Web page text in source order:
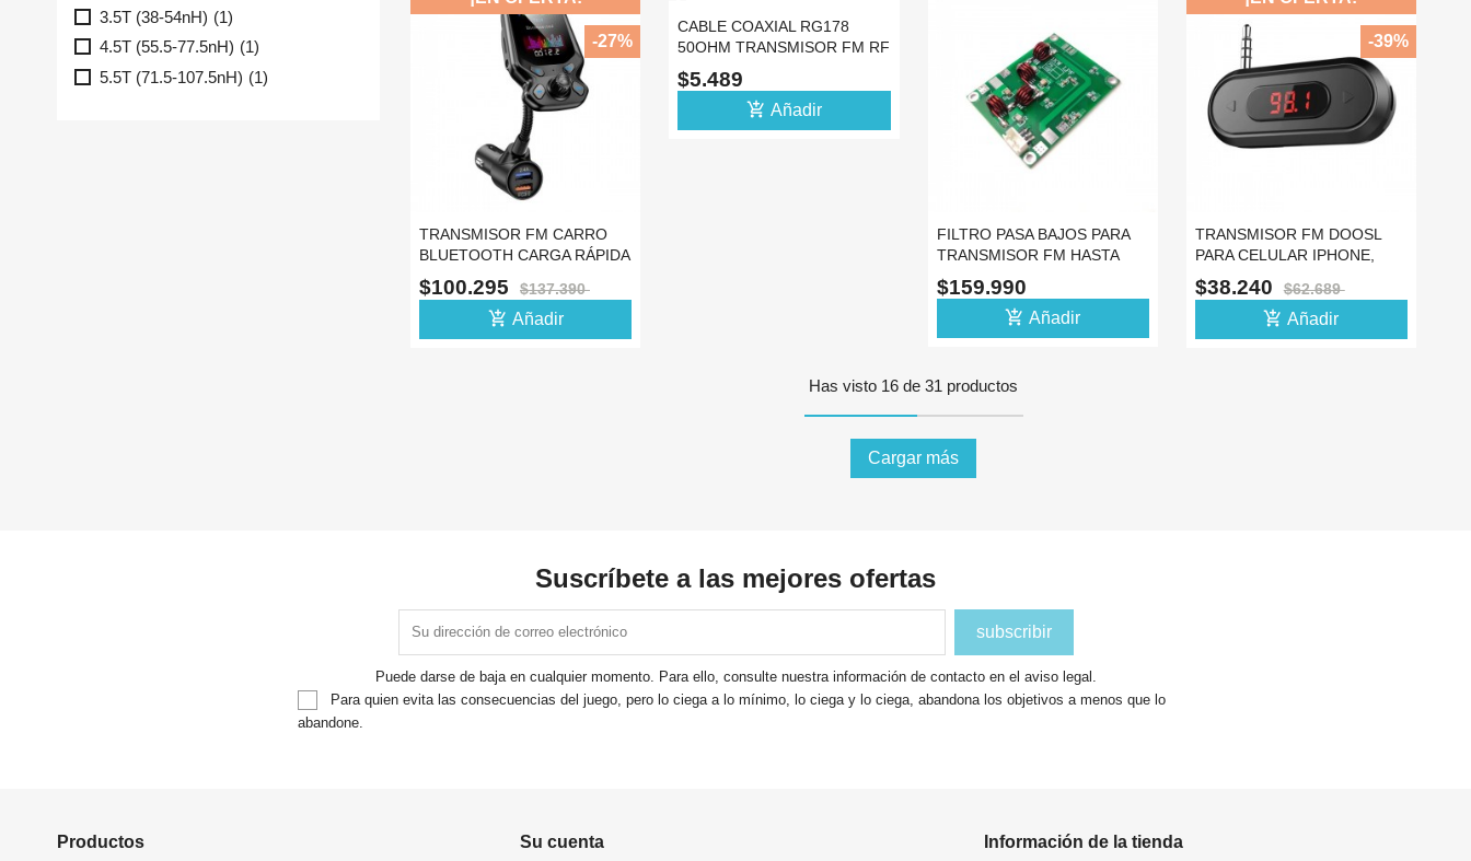
3.5T (38-54nH) (1)
4.5T (55.5-77.5nH) (1)
5.5T (71.5-107.5nH) (1)
TRANSMISOR FM CARRO
BLUETOOTH CARGA RÁPIDA
USB SD 12V -0
$100.295 $137.390
add_shopping_cart Añadir
-27%
CABLE COAXIAL RG178
50OHM TRANSMISOR FM RF
2.4GHZ BLINDADO -12
$5.489
add_shopping_cart Añadir
FILTRO PASA BAJOS PARA
TRANSMISOR FM HASTA
1000W 88-108MHZ -12
$159.990
add_shopping_cart Añadir
TRANSMISOR FM DOOSL
PARA CELULAR IPHONE,
ANDROID O CARRO
$38.240 $62.689
add_shopping_cart Añadir
-39%
Has visto 16 de 31 productos
Cargar más
Suscríbete a las mejores ofertas
Puede darse de baja en cualquier momento. Para ello, consulte nuestra información de contacto en el aviso legal.
Para quien evita las consecuencias del juego, pero lo ciega a lo mínimo, lo ciega y lo ciega, abandona los objetivos a menos que lo
abandone.
Productos Su cuenta Información de la tienda